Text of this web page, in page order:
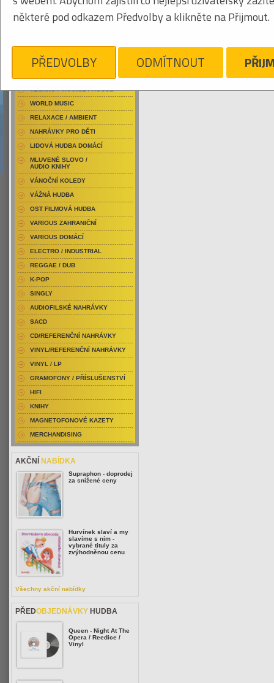
LAŇKA DAVID
Je nám líto, ale pro daný žánr/kategorii
RAP / HIP HOP DOMÁCÍ
RAP / HIP HOP ZAHRANIČNÍ
DVD / HUDBA
PUNK / HARDCORE
TECHNO / TRANCE / HOUSE
WORLD MUSIC
RELAXACE / AMBIENT
NAHRÁVKY PRO DĚTI
LIDOVÁ HUDBA DOMÁCÍ
MLUVENÉ SLOVO /
AUDIO KNIHY
VÁNOČNÍ KOLEDY
VÁŽNÁ HUDBA
OST FILMOVÁ HUDBA
VARIOUS ZAHRANIČNÍ
VARIOUS DOMÁCÍ
ELECTRO / INDUSTRIAL
REGGAE / DUB
K-POP
SINGLY
AUDIOFILSKÉ NAHRÁVKY
SACD
CD/REFERENČNÍ NAHRÁVKY
VINYL/REFERENČNÍ NAHRÁVKY
VINYL / LP
GRAMOFONY / PŘÍSLUŠENSTVÍ
HIFI
KNIHY
MAGNETOFONOVÉ KAZETY
MERCHANDISING
AKČNÍ NABÍDKA
Supraphon - doprodej
za snížené ceny
Hurvínek slaví a my
slavíme s ním -
vybrané tituly za
zvýhodněnou cenu
Všechny akční nabídky
PŘEDOBJEDNÁVKY HUDBA
Queen - Night At The
Opera / Reedice /
Vinyl
některé pod odkazem Předvolby a klikněte na Přijmout.
PŘEDVOLBY ODMÍTNOUT